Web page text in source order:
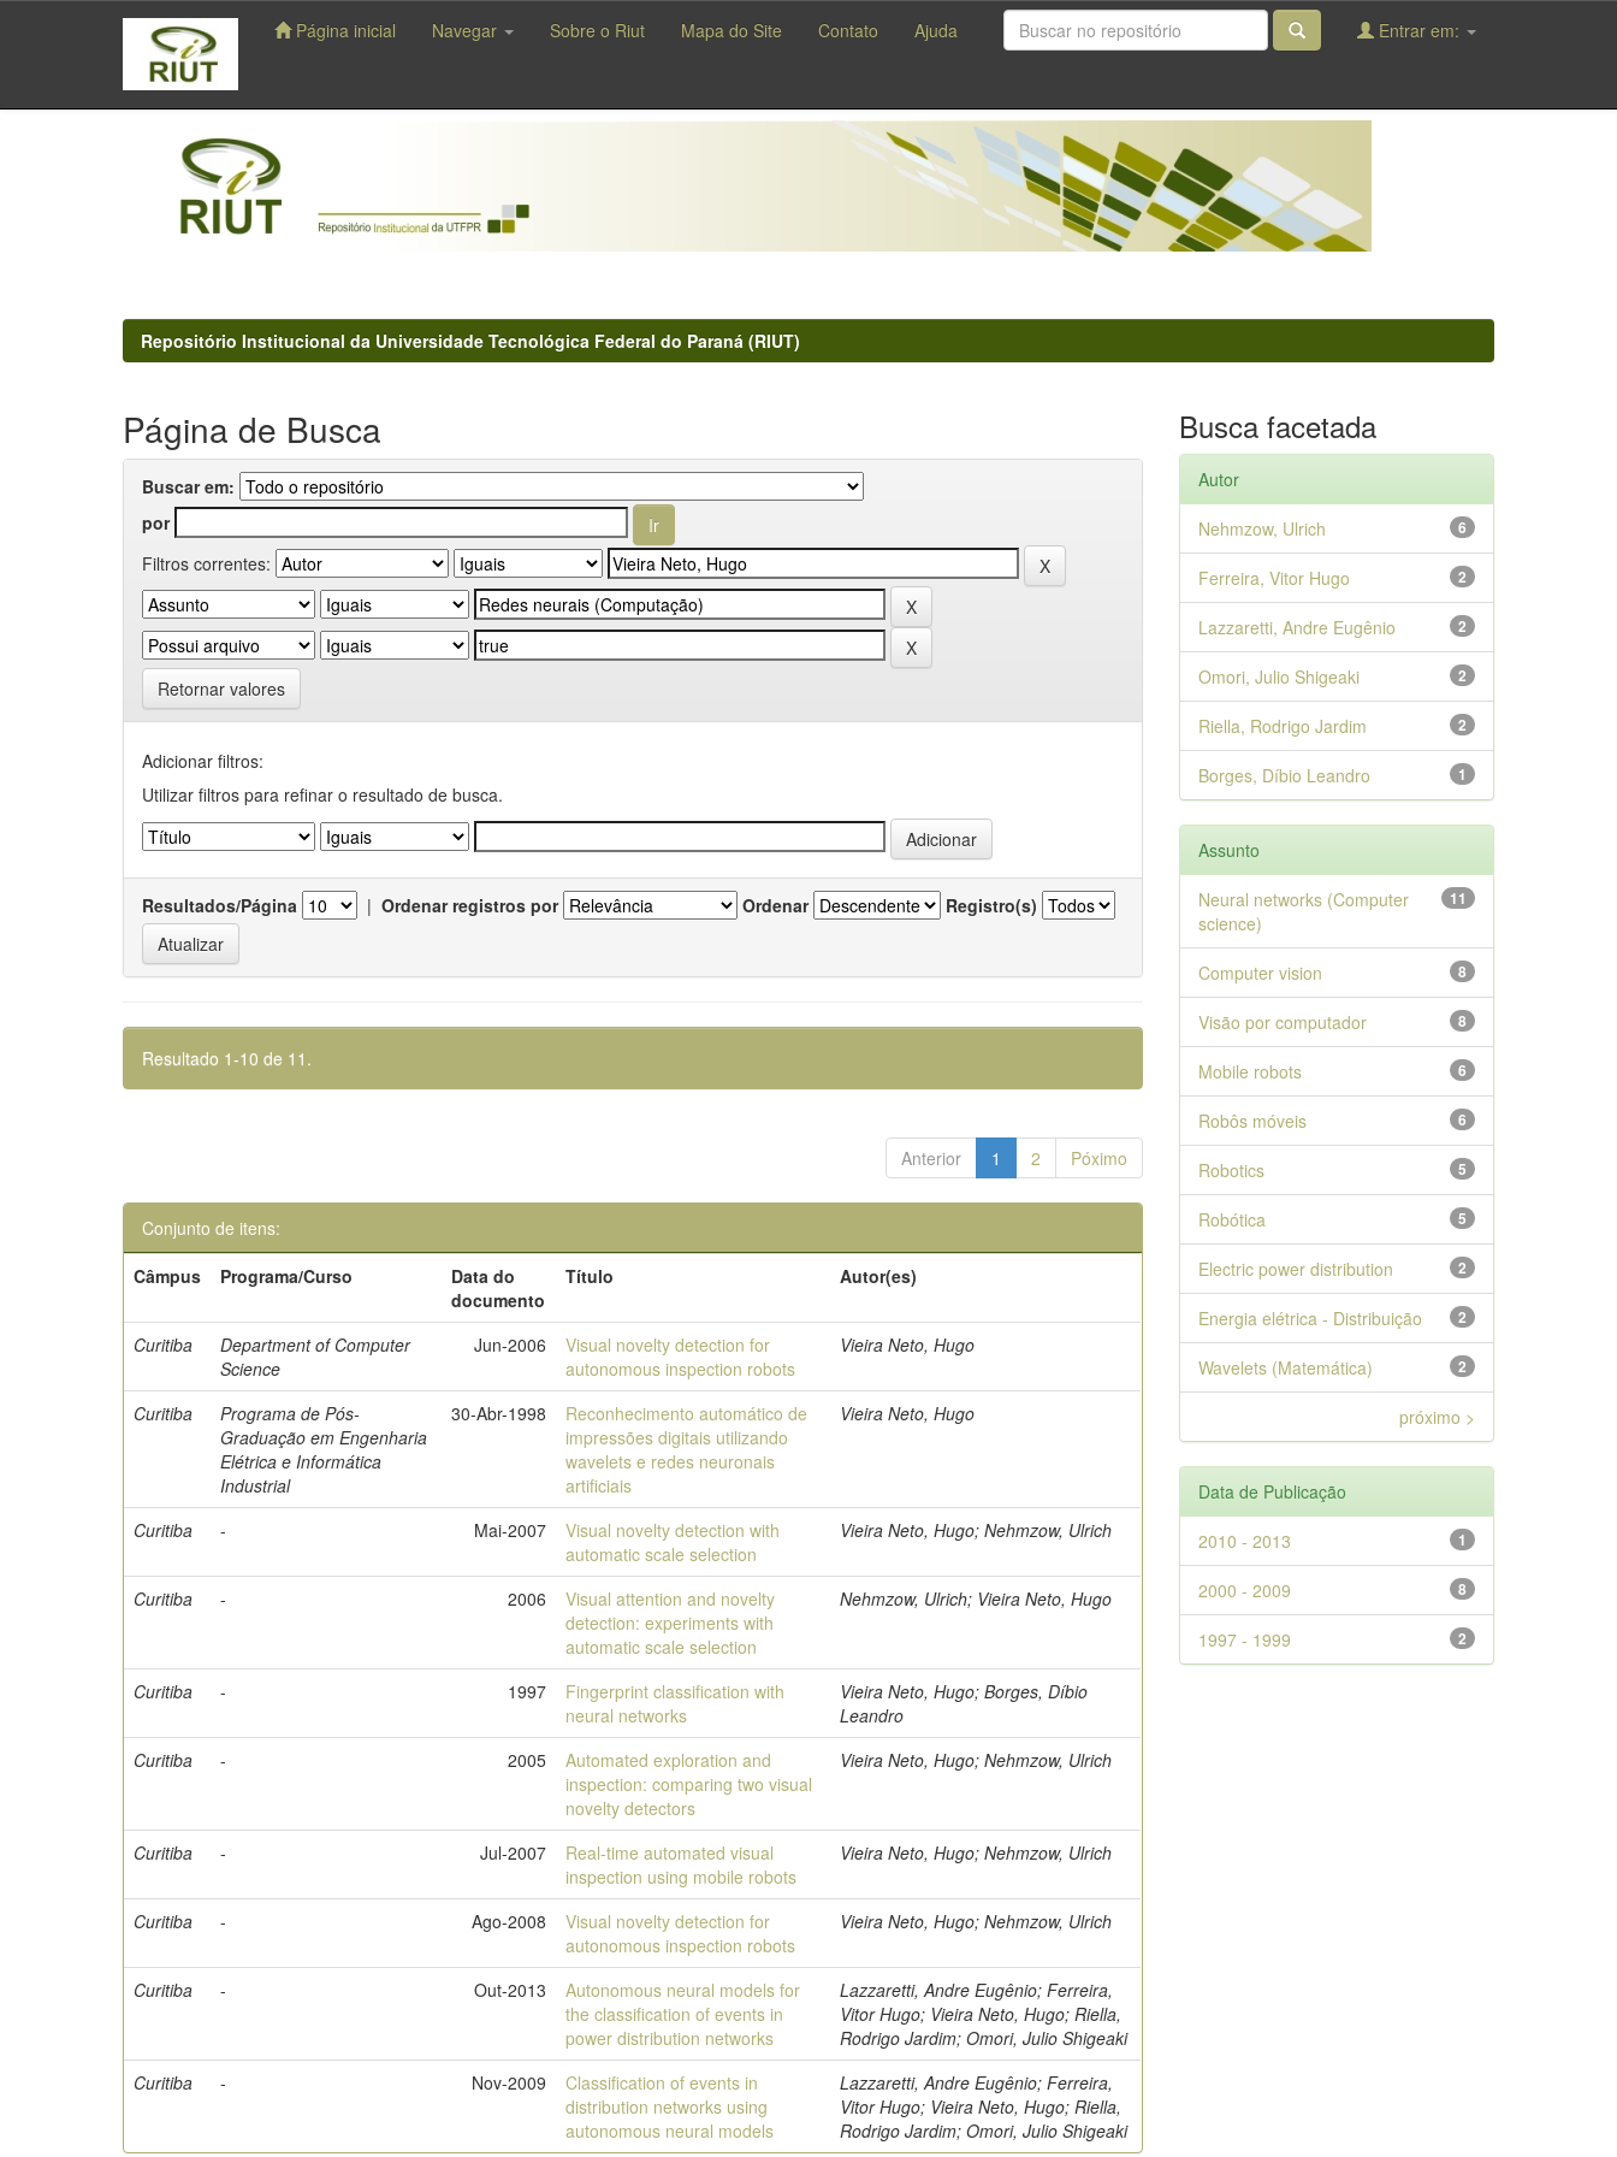
navigation
Página inicial Navegar Sobre o Riut Mapa do Site Contato Ajuda Entrar em:
Repositório Institucional da Universidade Tecnológica Federal do Paraná (RIUT)
Página de Busca
Buscar em:
por
Filtros correntes:
Retornar valores
Adicionar filtros:
Utilizar filtros para refinar o resultado de busca.
Resultados/Página | Ordenar registros por Ordenar Registro(s)
Resultado 1-10 de 11.
Anterior 1 2 Póximo
Conjunto de itens:
Câmpus
Programa/Curso
Data do
documento
Título Autor(es)
Curitiba
Department of Computer
Science
Jun-2006
Visual novelty detection for
autonomous inspection robots
Vieira Neto, Hugo
Curitiba
Programa de Pós-
Graduação em Engenharia
Elétrica e Informática
Industrial
30-Abr-1998
Reconhecimento automático de
impressões digitais utilizando
wavelets e redes neuronais
artificiais
Vieira Neto, Hugo
Curitiba - Mai-2007
Visual novelty detection with
automatic scale selection
Vieira Neto, Hugo; Nehmzow, Ulrich
Curitiba - 2006
Visual attention and novelty
detection: experiments with
automatic scale selection
Nehmzow, Ulrich; Vieira Neto, Hugo
Curitiba - 1997
Fingerprint classification with
neural networks
Vieira Neto, Hugo; Borges, Díbio
Leandro
Curitiba
- 2005
Automated exploration and
inspection: comparing two visual
novelty detectors
Vieira Neto, Hugo; Nehmzow, Ulrich
Curitiba - Jul-2007
Real-time automated visual
inspection using mobile robots
Vieira Neto, Hugo; Nehmzow, Ulrich
Curitiba - Ago-2008
Visual novelty detection for
autonomous inspection robots
Vieira Neto, Hugo; Nehmzow, Ulrich
Curitiba - Out-2013
Autonomous neural models for
the classification of events in
power distribution networks
Lazzaretti, Andre Eugênio; Ferreira,
Vitor Hugo; Vieira Neto, Hugo; Riella,
Rodrigo Jardim; Omori, Julio Shigeaki
Curitiba
- Nov-2009
Classification of events in
distribution networks using
autonomous neural models
Lazzaretti, Andre Eugênio; Ferreira,
Vitor Hugo; Vieira Neto, Hugo; Riella,
Rodrigo Jardim; Omori, Julio Shigeaki
Busca facetada
Autor
6
Nehmzow, Ulrich
2
Ferreira, Vitor Hugo
2
Lazzaretti, Andre Eugênio
2
Omori, Julio Shigeaki
2
Riella, Rodrigo Jardim
1
Borges, Díbio Leandro
Assunto
11
Neural networks (Computer
science)
8
Computer vision
8
Visão por computador
6
Mobile robots
6
Robôs móveis
5
Robotics
5
Robótica
2
Electric power distribution
2
Energia elétrica - Distribuição
2
Wavelets (Matemática)
próximo >
Data de Publicação
1
2010 - 2013
8
2000 - 2009
2
1997 - 1999